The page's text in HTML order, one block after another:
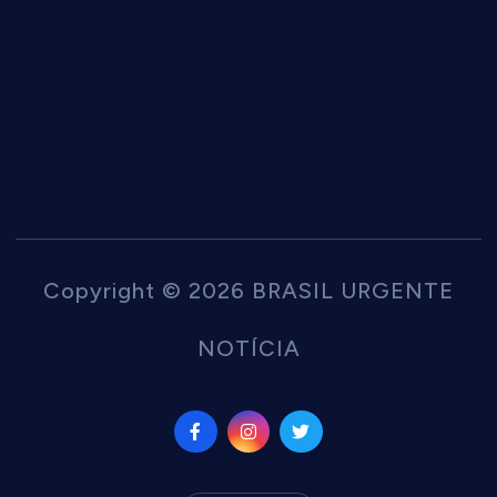
Copyright © 2026 BRASIL URGENTE
NOTÍCIA